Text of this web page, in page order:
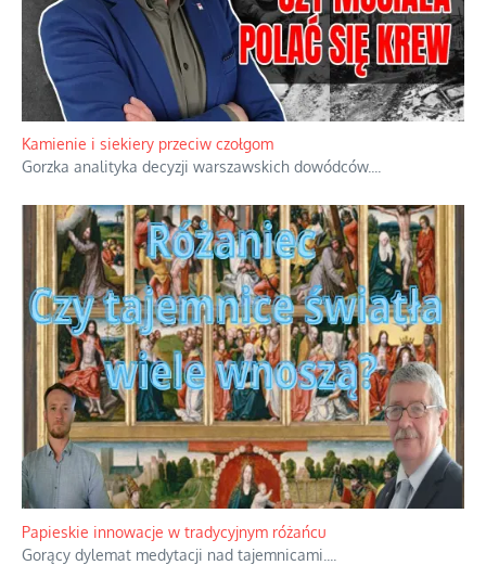
Familijny spór o biskupie sakry
Rodzinna polemika wokół sakr w Écône.
Kamienie i siekiery przeciw czołgom
Gorzka analityka decyzji warszawskich dowódców.